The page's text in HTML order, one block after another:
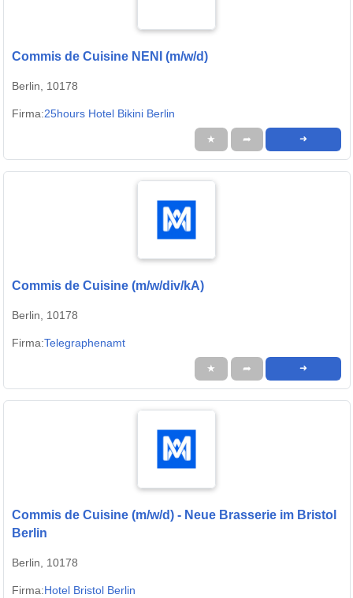
Commis de Cuisine NENI (m/w/d)
Berlin, 10178
Firma:25hours Hotel Bikini Berlin
★ ➦ ➜
Commis de Cuisine (m/w/div/kA)
Berlin, 10178
Firma:Telegraphenamt
★ ➦ ➜
Commis de Cuisine (m/w/d) - Neue Brasserie im Bristol
Berlin
Berlin, 10178
Firma:Hotel Bristol Berlin